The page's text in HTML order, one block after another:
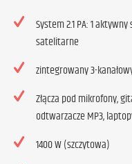
System 2.1 PA: 1
satelitarne
zintegrowany 3-
Złącza pod mikrofony,
odtwarzacze MP3,
1400 W (szczytowa)